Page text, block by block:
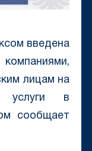
введена
лицам на
услуги в
сообщает